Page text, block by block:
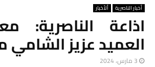
أخبار الناصرية ألأخبار
اذاعة الناصرية:
العميد عزيز الشامي
3 مارس، 2024